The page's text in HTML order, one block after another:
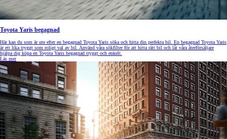
Toyota Yaris begagnad
Här kan du som är ute efter en begagnad Toyota Yaris söka och hitta din perfekta bil. En begagnad Toyota Yaris
är ett lika tryggt som roligt val av bil. Använd våra sökfilter för att hitta rätt bil och låt våra återförsäljare
hjälpa dig köpa en Toyota Yaris begagnad tryggt och enkelt.
Läs mer